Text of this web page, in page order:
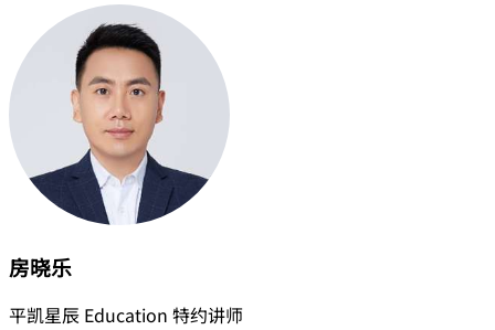
房晓乐
平凯星辰 Education 特约讲师